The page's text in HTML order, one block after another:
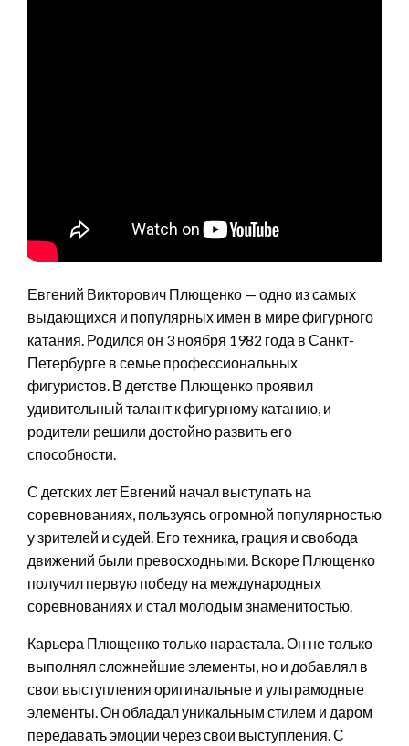
Евгений Викторович Плющенко — одно из самых
выдающихся и популярных имен в мире фигурного
катания. Родился он 3 ноября 1982 года в Санкт-
Петербурге в семье профессиональных
фигуристов. В детстве Плющенко проявил
удивительный талант к фигурному катанию, и
родители решили достойно развить его
способности.
С детских лет Евгений начал выступать на
соревнованиях, пользуясь огромной популярностью
у зрителей и судей. Его техника, грация и свобода
движений были превосходными. Вскоре Плющенко
получил первую победу на международных
соревнованиях и стал молодым знаменитостью.
Карьера Плющенко только нарастала. Он не только
выполнял сложнейшие элементы, но и добавлял в
свои выступления оригинальные и ультрамодные
элементы. Он обладал уникальным стилем и даром
передавать эмоции через свои выступления. С